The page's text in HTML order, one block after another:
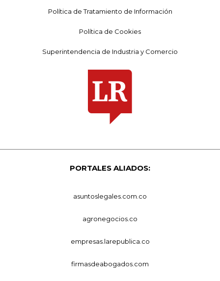
Política de Tratamiento de Información
Política de Cookies
Superintendencia de Industria y Comercio
PORTALES ALIADOS:
asuntoslegales.com.co
agronegocios.co
empresas.larepublica.co
firmasdeabogados.com